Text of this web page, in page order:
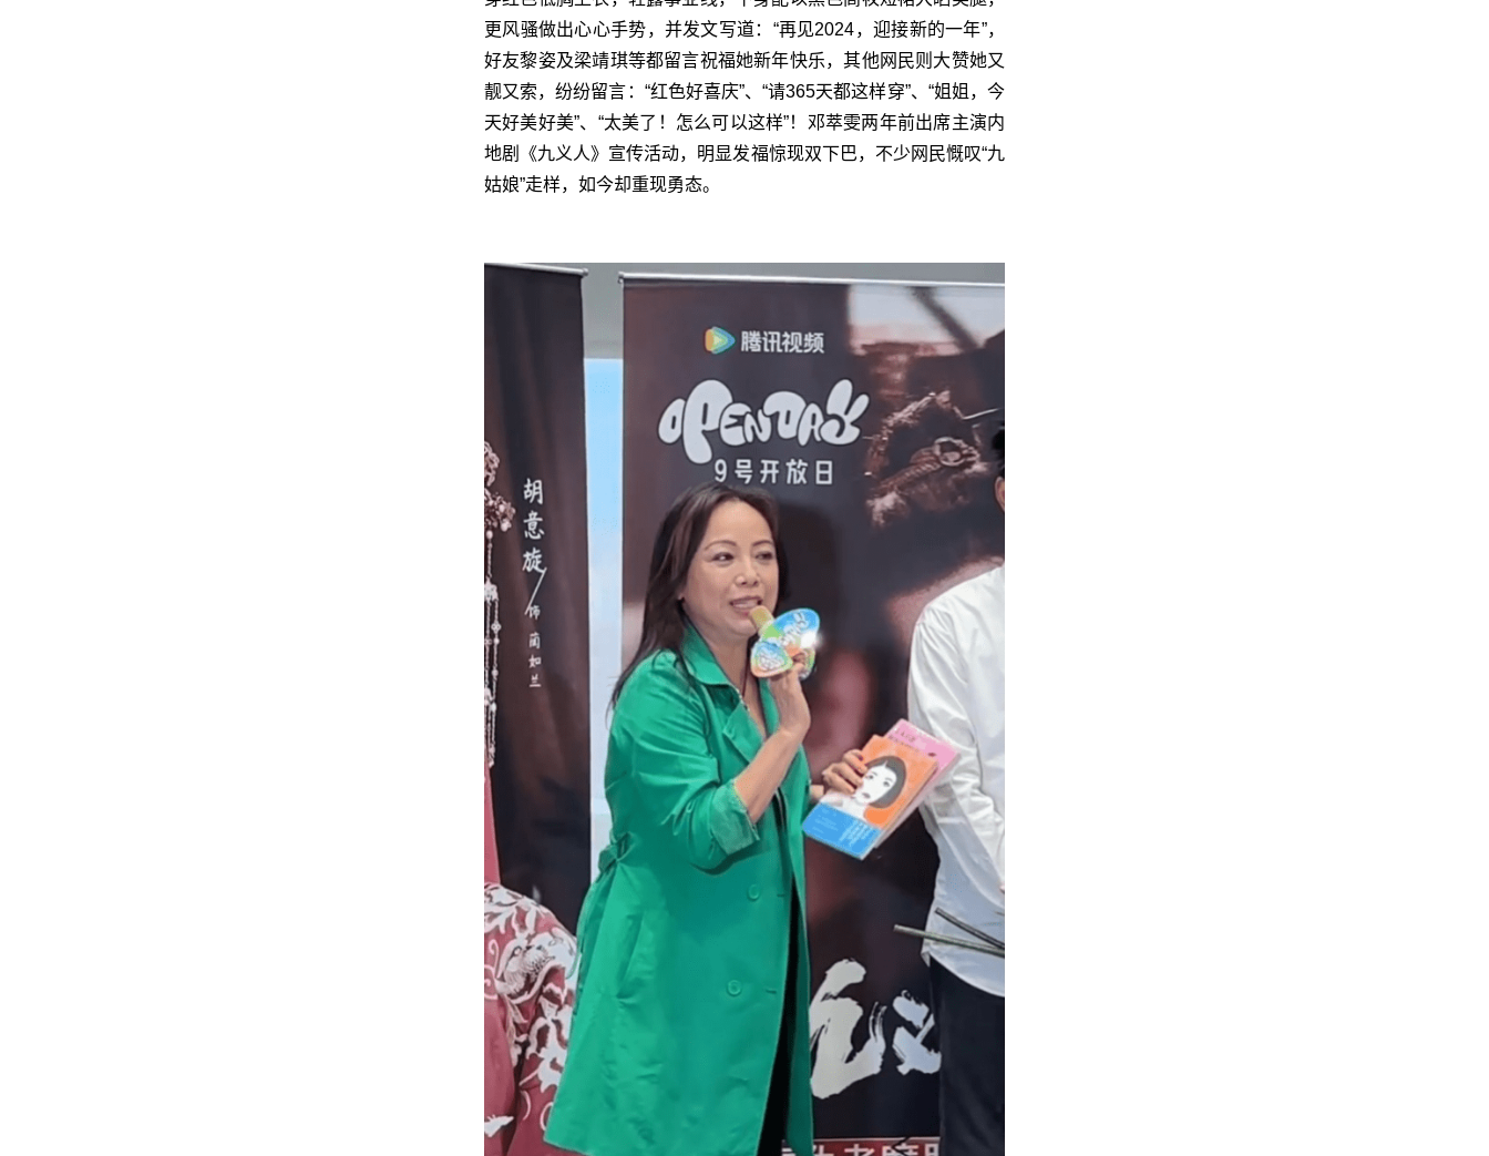
更风骚做出心心手势，并发文写道：“再见2024，迎接新的一年”，
好友黎姿及梁靖琪等都留言祝福她新年快乐，其他网民则大赞她又
靓又索，纷纷留言：“红色好喜庆”、“请365天都这样穿”、“姐姐，今
天好美好美”、“太美了！怎么可以这样”！邓萃雯两年前出席主演内
地剧《九义人》宣传活动，明显发福惊现双下巴，不少网民慨叹“九
姑娘”走样，如今却重现勇态。